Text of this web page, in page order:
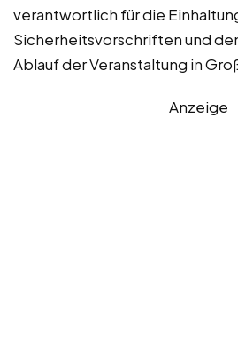
verantwortlich für die
Sicherheitsvorschriften und
Ablauf der Veranstaltung in
Anzeige